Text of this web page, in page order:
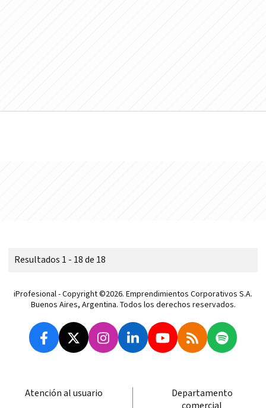
Resultados 1 - 18 de 18
iProfesional - Copyright ©2026. Emprendimientos Corporativos S.A.
Buenos Aires, Argentina. Todos los derechos reservados.
Atención al usuario
Departamento